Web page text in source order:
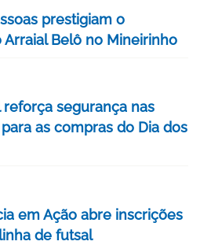
prestigiam o
Belô no Mineirinho
segurança nas
as compras do Dia dos
em Ação abre inscrições
de futsal